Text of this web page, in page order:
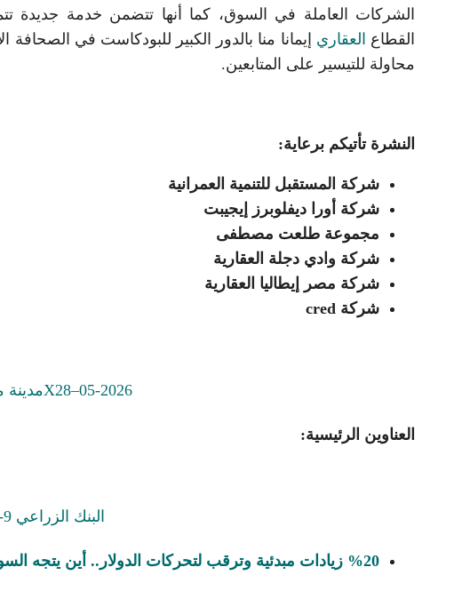
الشركات العاملة في السوق، كما أنها تتضمن خدمة جديدة
القطاع العقاري إيمانا منا بالدور الكبير للبودكاست في
محاولة للتيسير على المتابعين.
النشرة تأتيكم برعاية:
شركة المستقبل للتنمية العمرانية
شركة أورا ديفلوبرز إيجيبت
مجموعة طلعت مصطفى
شركة وادي دجلة العقارية
شركة مصر إيطاليا العقارية
شركة cred
العناوين الرئيسية:
%20 زيادات مبدئية وترقب لتحركات الدولار.. أين يتجه السوق العقاري في العام الجديد؟